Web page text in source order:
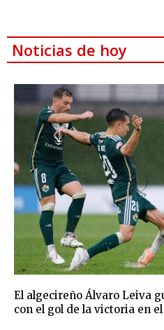
Noticias de hoy
El algecireño Álvaro Leiva
con el gol de la victoria en